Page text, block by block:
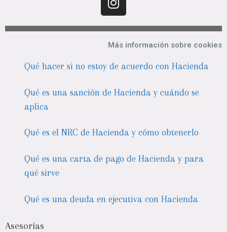
Más información sobre cookies
Qué hacer si no estoy de acuerdo con Hacienda
Qué es una sanción de Hacienda y cuándo se
aplica
Qué es el NRC de Hacienda y cómo obtenerlo
Qué es una carta de pago de Hacienda y para
qué sirve
Qué es una deuda en ejecutiva con Hacienda
Asesorías